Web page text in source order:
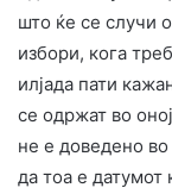
што ќе се случи
избори, кога
илјада пати
се одржат во
не е доведено
да тоа е датумот